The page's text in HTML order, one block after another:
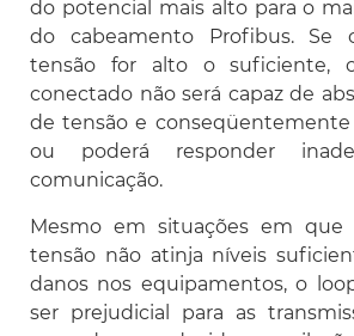
do potencial mais alto para o
do cabeamento Profibus. Se
tensão for alto o suficiente,
conectado não será capaz de
de tensão e conseqüentemente
ou poderá responder
comunicação.
Mesmo em situações em
tensão não atinja níveis
danos nos equipamentos, o
ser prejudicial para as